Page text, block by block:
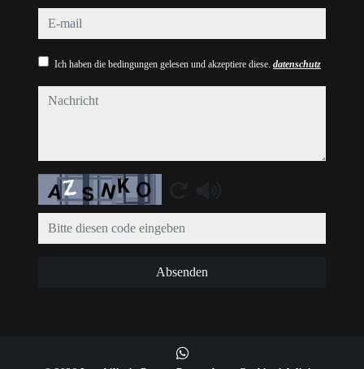
e-mail
Ich haben die bedingungen gelesen und akzeptiere diese. datenschutz
nachricht
Captcha
Absenden